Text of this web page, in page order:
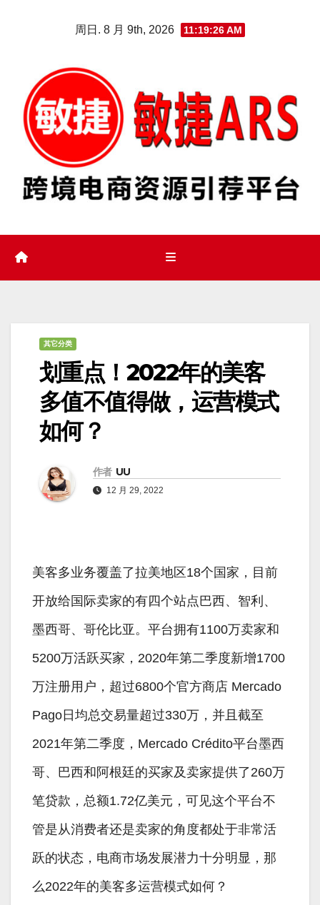
周日. 8 月 9th, 2026 11:19:27 AM
其它分类
划重点！2022年的美客
多值不值得做，运营模式
如何？
作者 UU
12 月 29, 2022
美客多业务覆盖了拉美地区18个国家，目前
开放给国际卖家的有四个站点巴西、智利、
墨西哥、哥伦比亚。平台拥有1100万卖家和
5200万活跃买家，2020年第二季度新增1700
万注册用户，超过6800个官方商店 Mercado
Pago日均总交易量超过330万，并且截至
2021年第二季度，Mercado Crédito平台墨西
哥、巴西和阿根廷的买家及卖家提供了260万
笔贷款，总额1.72亿美元，可见这个平台不
管是从消费者还是卖家的角度都处于非常活
跃的状态，电商市场发展潜力十分明显，那
么2022年的美客多运营模式如何？